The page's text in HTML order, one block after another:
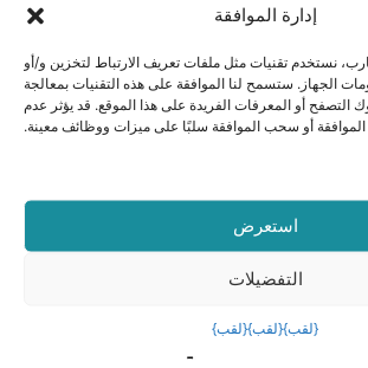
إدارة الموافقة
نستخدم تقنيات مثل ملفات تعريف الارتباط لتخزين و/أو
الجهاز. ستسمح لنا الموافقة على هذه التقنيات بمعالجة
التصفح أو المعرفات الفريدة على هذا الموقع. قد يؤثر عدم
الموافقة أو سحب الموافقة سلبًا على ميزات ووظائف معينة.
استعرض
التفضيلات
{لقب}{لقب}{لقب}